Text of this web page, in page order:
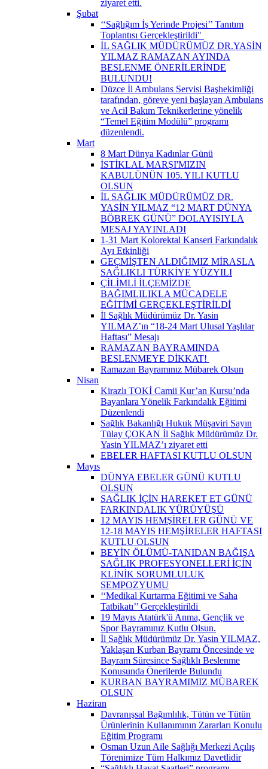
ziyaret etti.
Şubat
‘‘Sağlığım İş Yerinde Projesi’’ Tanıtım
Toplantısı Gerçekleştirildi" ​
İL SAĞLIK MÜDÜRÜMÜZ DR.YASİN
YILMAZ RAMAZAN AYINDA
BESLENME ÖNERİLERİNDE
BULUNDU!
Düzce İl Ambulans Servisi Başhekimliği
tarafından, göreve yeni başlayan Ambulans
ve Acil Bakım Teknikerlerine yönelik
“Temel Eğitim Modülü” programı
düzenlendi.
Mart
8 Mart Dünya Kadınlar Günü
İSTİKLAL MARŞI'MIZIN
KABULÜNÜN 105. YILI KUTLU
OLSUN
İL SAĞLIK MÜDÜRÜMÜZ DR.
YASİN YILMAZ “12 MART DÜNYA
BÖBREK GÜNÜ” DOLAYISIYLA
MESAJ YAYINLADI
1-31 Mart Kolorektal Kanseri Farkındalık
Ayı Etkinliği
GEÇMİŞTEN ALDIĞIMIZ MİRASLA
SAĞLIKLI TÜRKİYE YÜZYILI
ÇİLİMLİ İLÇEMİZDE
BAĞIMLILIKLA MÜCADELE
EĞİTİMİ GERÇEKLEŞTİRİLDİ
İl Sağlık Müdürümüz Dr. Yasin
YILMAZ’ın “18-24 Mart Ulusal Yaşlılar
Haftası” Mesajı
RAMAZAN BAYRAMINDA
BESLENMEYE DİKKAT! ​
Ramazan Bayramınız Mübarek Olsun
Nisan
Kirazlı TOKİ Camii Kur’an Kursu’nda
Bayanlara Yönelik Farkındalık Eğitimi
Düzenlendi
Sağlık Bakanlığı Hukuk Müşaviri Sayın
Tülay ÇOKAN İl Sağlık Müdürümüz Dr.
Yasin YILMAZ’ı ziyaret etti
EBELER HAFTASI KUTLU OLSUN
Mayıs
DÜNYA EBELER GÜNÜ KUTLU
OLSUN
SAĞLIK İÇİN HAREKET ET GÜNÜ
FARKINDALIK YÜRÜYÜŞÜ
12 MAYIS HEMŞİRELER GÜNÜ VE
12-18 MAYIS HEMŞİRELER HAFTASI
KUTLU OLSUN
BEYİN ÖLÜMÜ-TANIDAN BAĞIŞA
SAĞLIK PROFESYONELLERİ İÇİN
KLİNİK SORUMLULUK
SEMPOZYUMU
‘‘Medikal Kurtarma Eğitimi ve Saha
Tatbikatı’’ Gerçekleştirildi ​
19 Mayıs Atatürk'ü Anma, Gençlik ve
Spor Bayramınız Kutlu Olsun.
İl Sağlık Müdürümüz Dr. Yasin YILMAZ,
Yaklaşan Kurban Bayramı Öncesinde ve
Bayram Süresince Sağlıklı Beslenme
Konusunda Önerilerde Bulundu
KURBAN BAYRAMIMIZ MÜBAREK
OLSUN
Haziran
Davranışsal Bağımlılık, Tütün ve Tütün
Ürünlerinin Kullanımının Zararları Konulu
Eğitim Programı
Osman Uzun Aile Sağlığı Merkezi Açılış
Törenimize Tüm Halkımız Davetlidir